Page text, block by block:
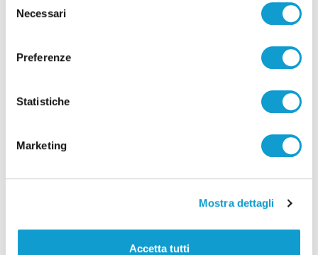
delNecessari
Preferenze
Statistiche
Marketing
Mostra dettagli
Accetta tutti